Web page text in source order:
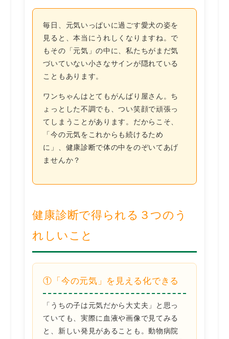
毎日、元気いっぱいに過ごす愛犬の姿を
見ると、本当にうれしくなりますね。で
もその「元気」の中に、私たちがまだ気
づいていない小さなサインが隠れている
こともあります。
ワンちゃんはとてもがんばり屋さん。ち
ょっとした不調でも、つい笑顔で頑張っ
てしまうことがあります。だからこそ、
「今の元気をこれからも続けるため
に」、健康診断で体の中をのぞいてあげ
ませんか？
健康診断で得られる３つのう
れしいこと
①「今の元気」を見える化できる
「うちの子は元気だから大丈夫」と思っ
ていても、実際に血液や画像で見てみる
と、新しい発見があることも。動物病院